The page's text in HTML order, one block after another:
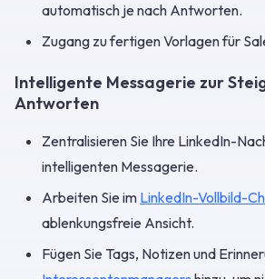
automatisch je nach Antworten.
Zugang zu fertigen Vorlagen für
Intelligente Messagerie zur
Antworten
Zentralisieren Sie Ihre LinkedIn-
intelligenten Messagerie.
Arbeiten Sie im LinkedIn-Vollbild-
ablenkungsfreie Ansicht.
Fügen Sie Tags, Notizen und